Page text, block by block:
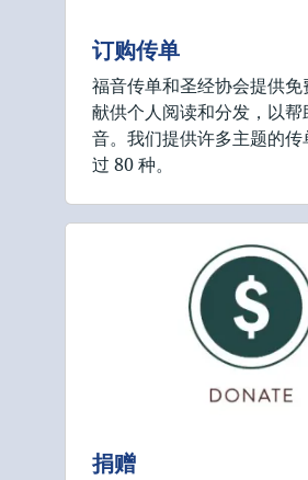
订购传单
福音传单和圣经协会提供免
献供个人阅读和分发，以帮
音。我们提供许多主题的传
过 80 种。
捐赠